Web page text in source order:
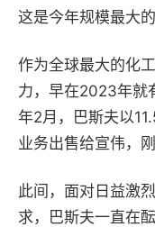
这是今年规模最大
作为全球最大的化
力，早在2023年就
年2月，巴斯夫以
业务出售给宣伟，
此间，面对日益激
求，巴斯夫一直在